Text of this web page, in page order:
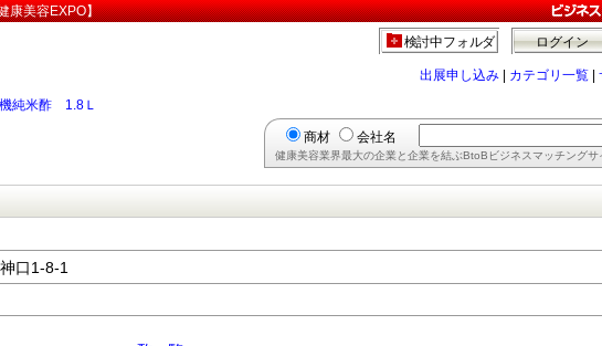
康美容EXPO】
ログイン
検討中フォルダ
出展申し込み カテゴリ一覧
純米酢 1.8Ｌ
商材 会社名
健康美容業界最大の企業と企業を結ぶBtoBビジネスマッチング
口1-8-1